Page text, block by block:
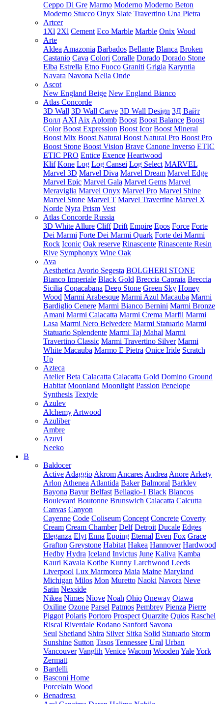
Ceppo Di Gre Marmo Moderno Moderno Beton
Moderno Stucco Onyx Slate Travertino Una Pietra
Artcer
1Xl 2Xl Cement Eco Marble Marble Onix Wood
Arte
Aldea Amazonia Barbados Bellante Blanca Broken
Castanio Cava Colori Coralle Dorado Dorado Stone
Elba Estrella Etno Fuoco Graniti Grigia Karyntia
Navara Navona Nella Onde
Ascot
New England Beige New England Bianco
Atlas Concorde
3D Wall 3D Wall Carve 3D Wall Design 3Д Вайт
Волл AXI Aix Aplomb Boost Boost Balance Boost
Color Boost Expression Boost Icor Boost Mineral
Boost Mix Boost Natural Boost Natural Pro Boost Pro
Boost Stone Boost Vision Brave Canone Inverso ETIC
ETIC PRO Entice Exence Heartwood
Klif Kone Log Log Cansei Log Select MARVEL
Marvel 3D Marvel Diva Marvel Dream Marvel Edge
Marvel Epic Marvel Gala Marvel Gems Marvel
Meraviglia Marvel Onyx Marvel Pro Marvel Shine
Marvel Stone Marvel T Marvel Travertine Marvel X
Norde Nyra Prism Vest
Atlas Concorde Russia
3D White Allure Cliff Drift Empire Epos Force Forte
Dei Marmi Forte Dei Marmi Quark Forte dei Marmi
Rock Iconic Oak reserve Rinascente Rinascente Resin
Rive Symphonyx Wine Oak
Ava
Aesthetica Avorio Segesta BOLGHERI STONE
Bianco Imperiale Black Gold Breccia Capraia Breccia
Sicilia Copacabana Deep Stone Green Sky Honey
Wood Marmi Arabesque Marmi Azul Macauba Marmi
Bardiglio Cenere Marmi Bianco Bernini Marmi Bronze
Amani Marmi Calacatta Marmi Crema Marfil Marmi
Lasa Marmi Nero Belvedere Marmi Statuario Marmi
Statuario Splendente Marmi Taj Mahal Marmi
Travertino Classic Marmi Travertino Silver Marmi
White Macauba Marmo E Pietra Onice Iride Scratch
Up
Azteca
Atelier Beta Calacatta Calacatta Gold Domino Ground
Habitat Moonland Moonlight Passion Penelope
Synthesis Textyle
Azulev
Alchemy Artwood
Azuliber
Ambre
Azuvi
Neeko
B
Baldocer
Active Adaggio Akrom Ancares Andrea Anore Arkety
Arlon Athenea Atlantida Baker Balmoral Barkley
Bayona Bayur Belfast Bellagio-1 Black Blancos
Boulevard Boutonne Brunswich Calacatta Calcutta
Canvas Canyon
Cayenne Code Coliseum Concept Concrete Coverty
Cream Cream Chamber Delf Detroit Ducale Edges
Eleganza Elyt Enna Epping Eternal Even Fox Grace
Grafton Greystone Habitat Hakea Hannover Hardwood
Hedby Hydra Iceland Invictus June Kaliva Kamba
Kauri Kavala Kotibe Kunny Larchwood Leeds
Liverpool Lux Marmorea Maia Maine Maryland
Michigan Milos Mon Muretto Naoki Navora Neve
Satin Nexside
Nikea Nimes Niove Noah Ohio Oneway Otawa
Oxiline Ozone Parsel Patmos Pembrey Pienza Pierre
Piggot Polaris Portoro Prospect Quarzite Quios Raschel
Riscal Riverdale Rodano Sanford Savona
Seul Shetland Shira Silver Sitka Solid Statuario Storm
Sunshine Sutton Tasos Tennessee Ural Urban
Vancouver Vanglih Venice Wacom Wooden YaleYork
Zermatt
Bardelli
Basconi Home
Porcelain Wood
Benadresa